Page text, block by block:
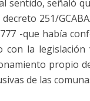
sentido, señaló
251/
-que había
la legislación
propio
de las